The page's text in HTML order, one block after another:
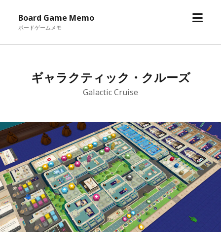
Board Game Memo
ボードゲームメモ
メ
ギャラクティック・クルーズ
Galactic Cruise